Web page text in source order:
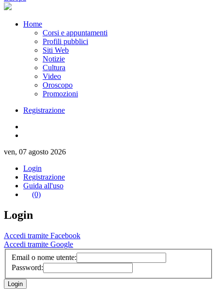
Home
Corsi e appuntamenti
Profili pubblici
Siti Web
Notizie
Cultura
Video
Oroscopo
Promozioni
Registrazione
ven, 07 agosto 2026
Login
Registrazione
Guida all'uso
(0)
Login
Accedi tramite Facebook
Accedi tramite Google
Email o nome utente:
Password: